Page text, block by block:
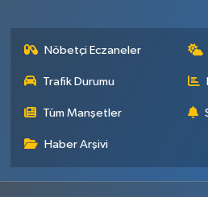
Nöbetçi Eczaneler
Trafik Durumu
Tüm Manşetler
Haber Arşivi